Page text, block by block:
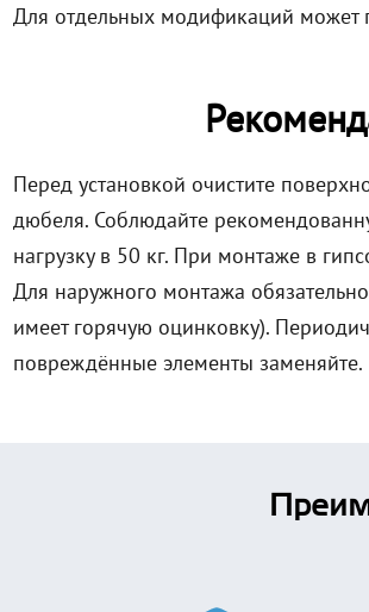
Для отдельных модификаций может
Перед установкой очистите
дюбеля. Соблюдайте
нагрузку в 50 кг. При монтаже в
Для наружного монтажа
имеет горячую оцинковку).
повреждённые элементы заменяйте.